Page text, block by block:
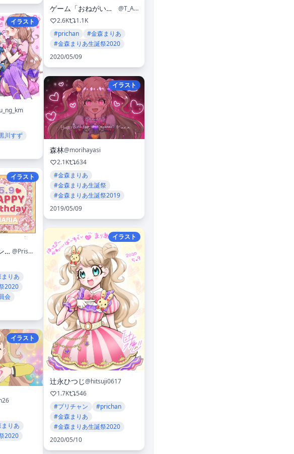
イラスト
川すず
イラスト
プリズムストーンカフェ出張店関連情報X
@PrismStoneCafe
りあ
2020
会
イラスト
りあ
2020
ゲーム「おねがいアイプリ」「アイプリバース」公式
@T_ARTS_PRETTY
2.6K
1.1K
#prichan
#金森まりあ
#金森まりあ生誕祭2020
2020/05/09
イラスト
森林@morihayasi
2.1K
634
#金森まりあ
#金森まりあ生誕祭
#金森まりあ生誕祭2019
2019/05/09
イラスト
辻永ひつじ@hitsuji0617
1.7K
546
#プリチャン
#prichan
#金森まりあ
#金森まりあ生誕祭2020
2020/05/10